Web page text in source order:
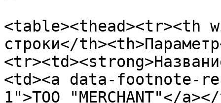
<table><thead><tr><th
строки</
<td><a data-footnote-
1">TOO "MERCHANT"</